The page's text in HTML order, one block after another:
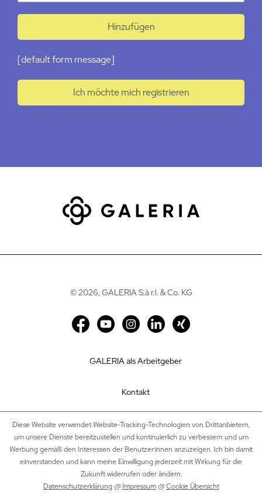
Hinzufügen
[default form message]
Ich möchte mich registrieren
©2026, GALERIA S.à r.l. & Co. KG
GALERIA als Arbeitgeber
Kontakt
Impressum
Datenschutz
Cookie Einstellungen
Diese Website verwendet Website-Tracking-Technologien von Drittanbietern,
um unsere Dienste bereitzustellen und kontinuierlich zu verbessern und um
Werbung gemäß den Interessen der Benutzer:innen anzuzeigen. Ich bin damit
einverstanden und kann meine Einwilligung jederzeit mit Wirkung für die
Zukunft widerrufen oder ändern.
Datenschutzerklärung
Impressum Cookie Übersicht